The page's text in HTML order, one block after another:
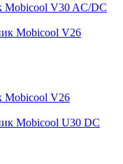
Mobicool V30 AC/DC
Mobicool V26